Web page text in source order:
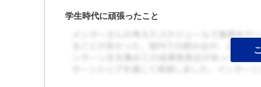
学生時代に頑張ったこと